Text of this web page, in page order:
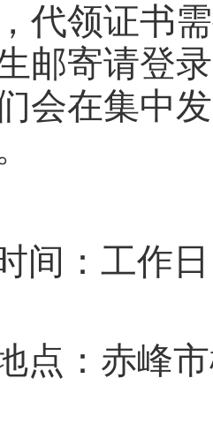
代领证书
邮寄请登
会在集中
间：工作
点：赤峰